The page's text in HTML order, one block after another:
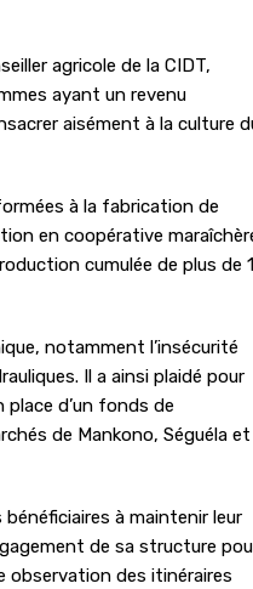
agricole de la CIDT,
ayant un revenu
aisément à la culture
à la fabrication de
en coopérative
cumulée de plus de
notamment l’insécurité
Il a ainsi plaidé pour
d’un fonds de
de Mankono, Séguéla et
à maintenir leur
de sa structure
observation des itinéraires